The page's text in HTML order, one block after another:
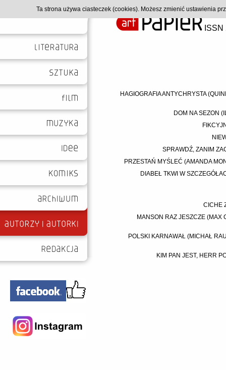
HAGIOGRAFIA ANTYCHRYSTA
DOM NA SEZON
SPRAWDŹ, ZANIM
PRZESTAŃ MYŚLEĆ (AMANDA
DIABEŁ TKWI W
CICHE
MANSON RAZ JESZCZE (MAX
POLSKI KARNAWAŁ (MICHAŁ
KIM PAN JEST, HERR
Ta strona używa ciasteczek (cookies). Możesz zmienić ustawienia